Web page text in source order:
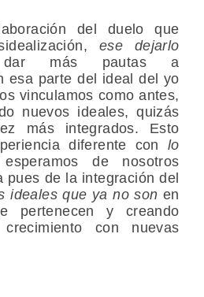
del duelo que
ese dejarlo
más pautas a
esa parte del ideal del yo
vinculamos como antes,
nuevos ideales, quizás
más integrados. Esto
diferente con lo
de nosotros
pues de la integración del
ideales que ya no son en
pertenecen y creando
con nuevas